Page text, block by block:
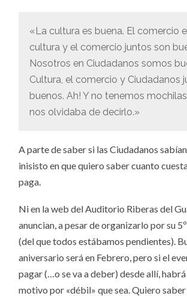
«La cultura es buena. El comercio
cultura y el comercio juntos son
Nosotros en Ciudadanos somos
Cultura, el comercio y Ciudadanos
buenos. Ah! Y no tenemos
nos olvidaba de decirlo.»
A parte de saber si las Ciudadanos
inisisto en que quiero saber cuanto
paga.
Ni en la web del Auditorio Riberas del
anuncian, a pesar de organizarlo por su
(del que todos estábamos pendientes).
aniversario será en Febrero, pero si el
pagar (…o se va a deber) desde allí,
motivo por «débil» que sea. Quiero